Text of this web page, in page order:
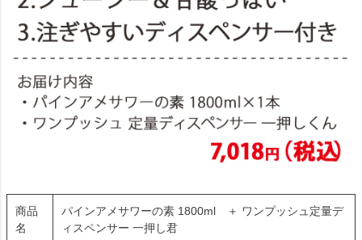
商品
名
パインアメサワーの素 1800ml ＋ ワンプッシュ定量デ
ィスペンサー 一押し君